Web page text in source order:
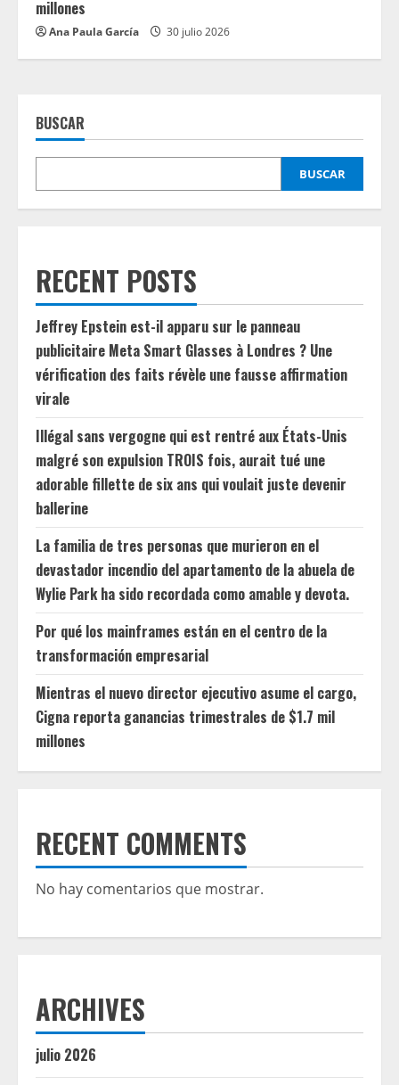
millones
Ana Paula García 30 julio 2026
BUSCAR
BUSCAR
RECENT POSTS
Jeffrey Epstein est-il apparu sur le panneau
publicitaire Meta Smart Glasses à Londres ? Une
vérification des faits révèle une fausse affirmation
virale
Illégal sans vergogne qui est rentré aux États-Unis
malgré son expulsion TROIS fois, aurait tué une
adorable fillette de six ans qui voulait juste devenir
ballerine
La familia de tres personas que murieron en el
devastador incendio del apartamento de la abuela de
Wylie Park ha sido recordada como amable y devota.
Por qué los mainframes están en el centro de la
transformación empresarial
Mientras el nuevo director ejecutivo asume el cargo,
Cigna reporta ganancias trimestrales de $1.7 mil
millones
RECENT COMMENTS
No hay comentarios que mostrar.
ARCHIVES
julio 2026